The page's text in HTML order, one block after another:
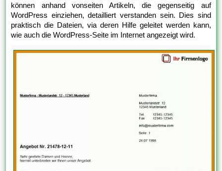
können anhand vonseiten Artikeln, die gegenseitig auf
WordPress einziehen, detailliert verstanden sein. Dies sind
praktisch die Dateien, via deren Hilfe geleitet werden kann,
wie auch die WordPress-Seite im Internet angezeigt wird.